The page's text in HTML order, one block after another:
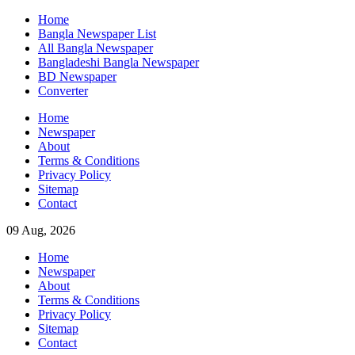
Skip
content
Home
Bangla Newspaper List
All Bangla Newspaper
Bangladeshi Bangla Newspaper
BD Newspaper
Converter
Home
Newspaper
About
Terms & Conditions
Privacy Policy
Sitemap
Contact
09 Aug, 2026
Home
Newspaper
About
Terms & Conditions
Privacy Policy
Sitemap
Contact